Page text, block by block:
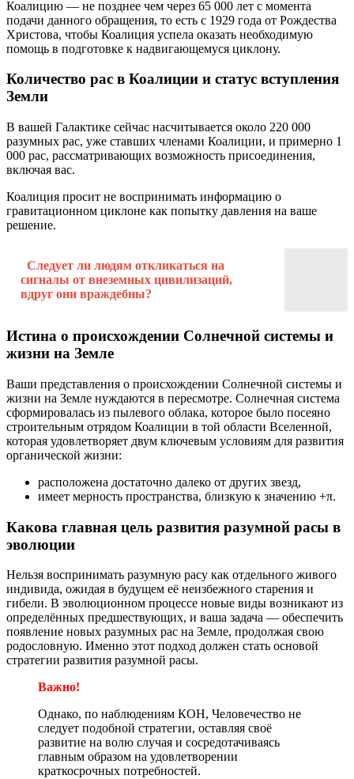
Коалицию — не позднее чем через 65 000 лет с момента
подачи данного обращения, то есть с 1929 года от Рождества
Христова, чтобы Коалиция успела оказать необходимую
помощь в подготовке к надвигающемуся циклону.
Количество рас в Коалиции и статус вступления
Земли
В вашей Галактике сейчас насчитывается около 220 000
разумных рас, уже ставших членами Коалиции, и примерно 1
000 рас, рассматривающих возможность присоединения,
включая вас.
Коалиция просит не воспринимать информацию о
гравитационном циклоне как попытку давления на ваше
решение.
Следует ли людям откликаться на
сигналы от внеземных цивилизаций,
вдруг они враждебны?
Истина о происхождении Солнечной системы и
жизни на Земле
Ваши представления о происхождении Солнечной системы и
жизни на Земле нуждаются в пересмотре. Солнечная система
сформировалась из пылевого облака, которое было посеяно
строительным отрядом Коалиции в той области Вселенной,
которая удовлетворяет двум ключевым условиям для развития
органической жизни:
расположена достаточно далеко от других звезд,
имеет мерность пространства, близкую к значению +π.
Какова главная цель развития разумной расы в
эволюции
Нельзя воспринимать разумную расу как отдельного живого
индивида, ожидая в будущем её неизбежного старения и
гибели. В эволюционном процессе новые виды возникают из
определённых предшествующих, и ваша задача — обеспечить
появление новых разумных рас на Земле, продолжая свою
родословную. Именно этот подход должен стать основой
стратегии развития разумной расы.
Важно!
Однако, по наблюдениям КОН, Человечество не
следует подобной стратегии, оставляя своё
развитие на волю случая и сосредотачиваясь
главным образом на удовлетворении
краткосрочных потребностей.